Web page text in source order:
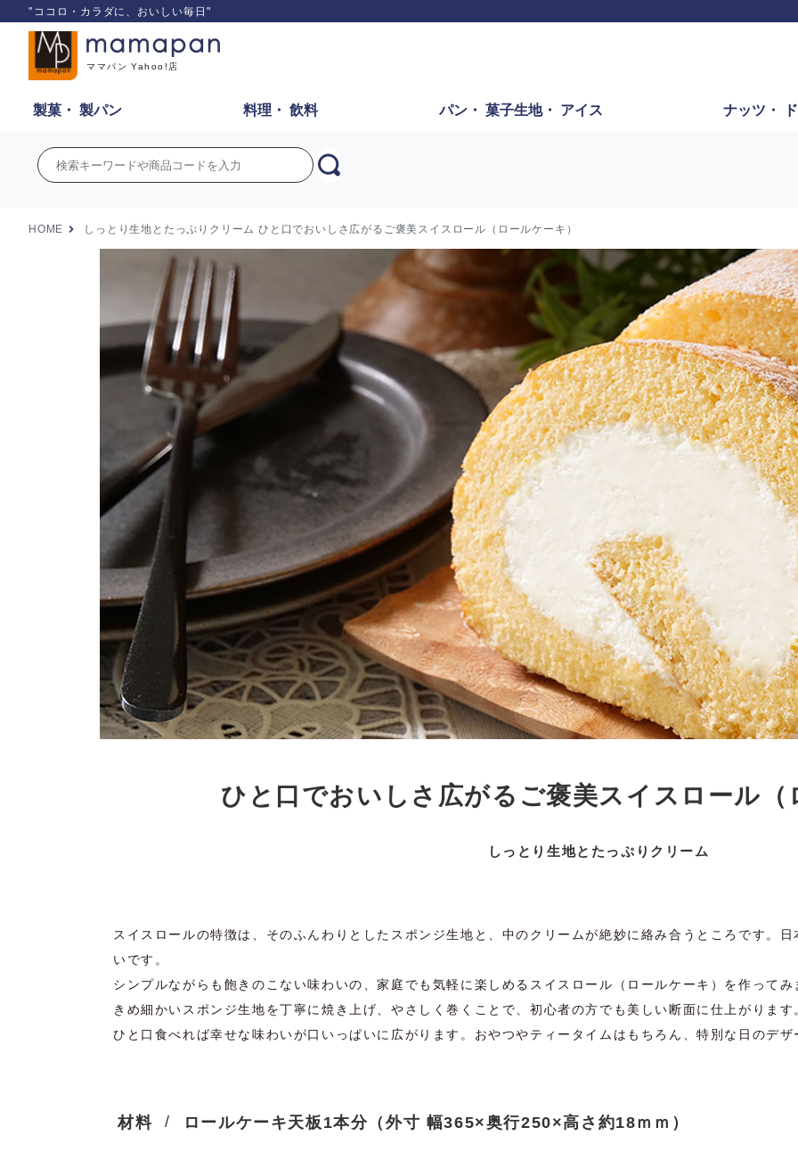
"ココロ・カラダに、おいしい毎日"
ママパン Yahoo!店
製菓・ 製パン 料理・ 飲料 パン・ 菓子生地・ アイス ナッツ・
HOME しっとり生地とたっぷりクリーム ひと口でおいしさ広がるご褒美スイスロール（ロールケーキ）
ひと口でおいしさ広がるご褒美スイスロール（
しっとり生地とたっぷりクリーム
スイスロールの特徴は、そのふんわりとしたスポンジ生地と、中のクリームが絶妙に絡み合うところです。
いです。
シンプルながらも飽きのこない味わいの、家庭でも気軽に楽しめるスイスロール（ロールケーキ）を作ってみ
きめ細かいスポンジ生地を丁寧に焼き上げ、やさしく巻くことで、初心者の方でも美しい断面に仕上がります
ひと口食べれば幸せな味わいが口いっぱいに広がります。おやつやティータイムはもちろん、特別な日のデ
材料 ロールケーキ天板1本分（外寸 幅365×奥行250×高さ約18ｍｍ）